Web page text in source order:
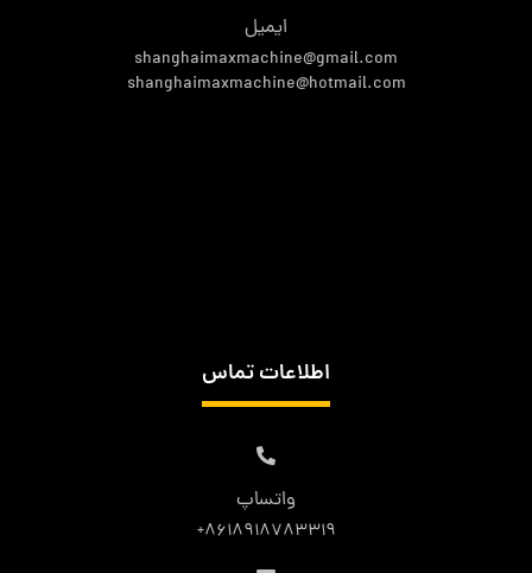
ایمیل
shanghaimaxmachine@gmail.com
shanghaimaxmachine@hotmail.com
اطلاعات تماس
واتساپ
8618918783319+